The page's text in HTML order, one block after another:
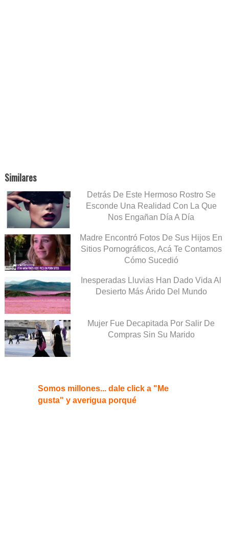
Similares
Detrás De Este Hermoso Rostro Se
Esconde Una Realidad Con La Que
Nos Engañan Día A Día
Madre Encontró Fotos De Sus Hijos En
Sitios Pornográficos, Acá Te Contamos
Cómo Sucedió
Inesperadas Lluvias Han Dado Vida Al
Desierto Más Árido Del Mundo
Mujer Fue Decapitada Por Salir De
Compras Sin Su Marido
Somos millones... dale click a "Me
gusta" y averigua porqué